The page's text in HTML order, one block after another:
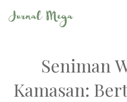
Seniman
Kamasan: